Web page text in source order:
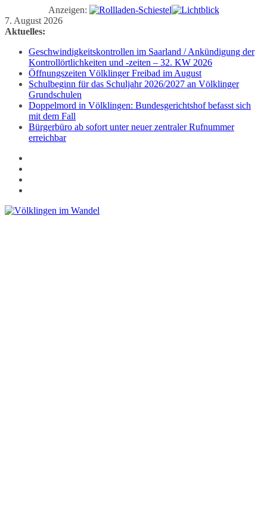
Anzeigen:
Zum
Inhalt
7. August 2026
Aktuelles:
Geschwindigkeitskontrollen im Saarland / Ankündigung der
Kontrollörtlichkeiten und -zeiten – 32. KW 2026
Öffnungszeiten Völklinger Freibad im August
Schulbeginn für das Schuljahr 2026/2027 an Völklinger
Grundschulen
Doppelmord in Völklingen: Bundesgerichtshof befasst sich
mit dem Fall
Bürgerbüro ab sofort unter neuer zentraler Rufnummer
erreichbar